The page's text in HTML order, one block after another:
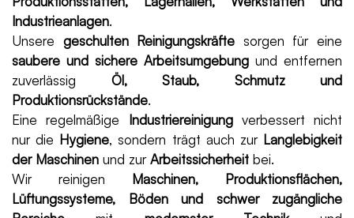
Industrieanlagen.
Unsere geschulten Reinigungskräfte sorgen für eine
saubere und sichere Arbeitsumgebung und entfernen
zuverlässig Öl, Staub, Schmutz und
Produktionsrückstände.
Eine regelmäßige
Industriereinigungverbessert nicht
nur die Hygiene, sondern trägt auch zur Langlebigkeit
der Maschinen und zurArbeitssicherheit bei.
Wir reinigen Maschinen, Produktionsflächen,
Lüftungssysteme, Böden und schwer zugängliche